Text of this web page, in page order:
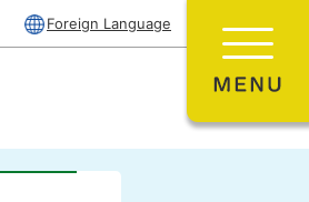
Foreign Language